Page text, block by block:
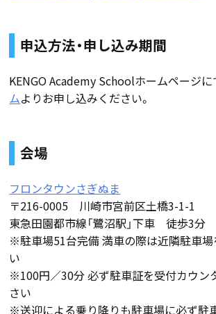
申込方法・申し込み期間
KENGO Academy Schoolホームページに
ムよりお申し込みください。
会場
フロンタウンさぎぬま
〒216-0005 川崎市宮前区土橋3-1-1
東急田園都市線「鷺沼駅」下車 徒歩3分
※駐車場51台完備 満車の際は近隣駐車場
い
※100円／30分 必ず駐車証を受付カウン
さい
※送迎による乗り降りも駐車場に必ず駐